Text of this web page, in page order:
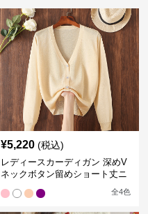
¥5,220 (税込)
レディースカーディガン 深めV
ネックボタン留めショート丈ニ
全4色